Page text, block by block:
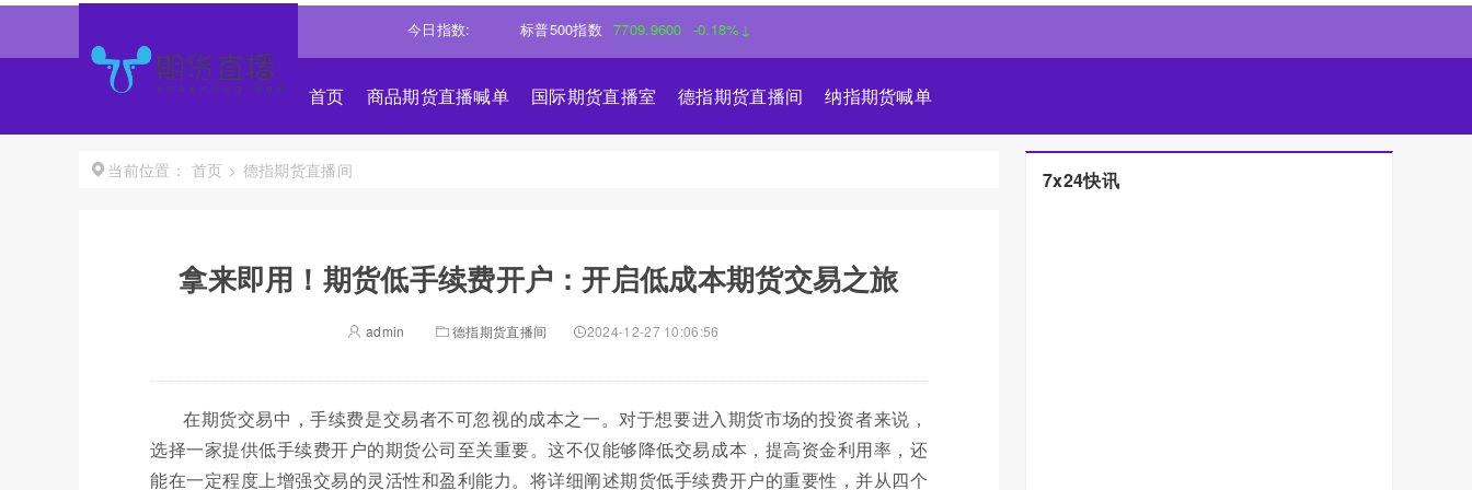
今日指数:
-0.06%↓ 标普500指数 7709.9600 -0.18%↓
首页 商品期货直播喊单 国际期货直播室 德指期货直播间 纳指期货喊单
当前位置： 首页 > 德指期货直播间
拿来即用！期货低手续费开户：开启低成本期货交易之旅
admin 德指期货直播间 2024-12-27 10:06:56
在期货交易中，手续费是交易者不可忽视的成本之一。对于想要进入期货市场的投资者来说，
选择一家提供低手续费开户的期货公司至关重要。这不仅能够降低交易成本，提高资金利用率，还
能在一定程度上增强交易的灵活性和盈利能力。将详细阐述期货低手续费开户的重要性，并从四个
7x24快讯